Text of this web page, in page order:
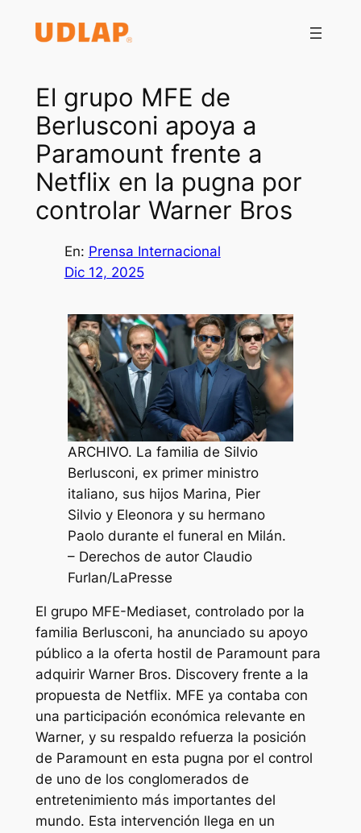
El grupo MFE de
Berlusconi apoya a
Paramount frente a
Netflix en la pugna por
controlar Warner Bros
En: Prensa Internacional
Dic 12, 2025
ARCHIVO. La familia de Silvio
Berlusconi, ex primer ministro
italiano, sus hijos Marina, Pier
Silvio y Eleonora y su hermano
Paolo durante el funeral en Milán.
– Derechos de autor Claudio
Furlan/LaPresse
El grupo MFE-Mediaset, controlado por la
familia Berlusconi, ha anunciado su apoyo
público a la oferta hostil de Paramount para
adquirir Warner Bros. Discovery frente a la
propuesta de Netflix. MFE ya contaba con
una participación económica relevante en
Warner, y su respaldo refuerza la posición
de Paramount en esta pugna por el control
de uno de los conglomerados de
entretenimiento más importantes del
mundo. Esta intervención llega en un